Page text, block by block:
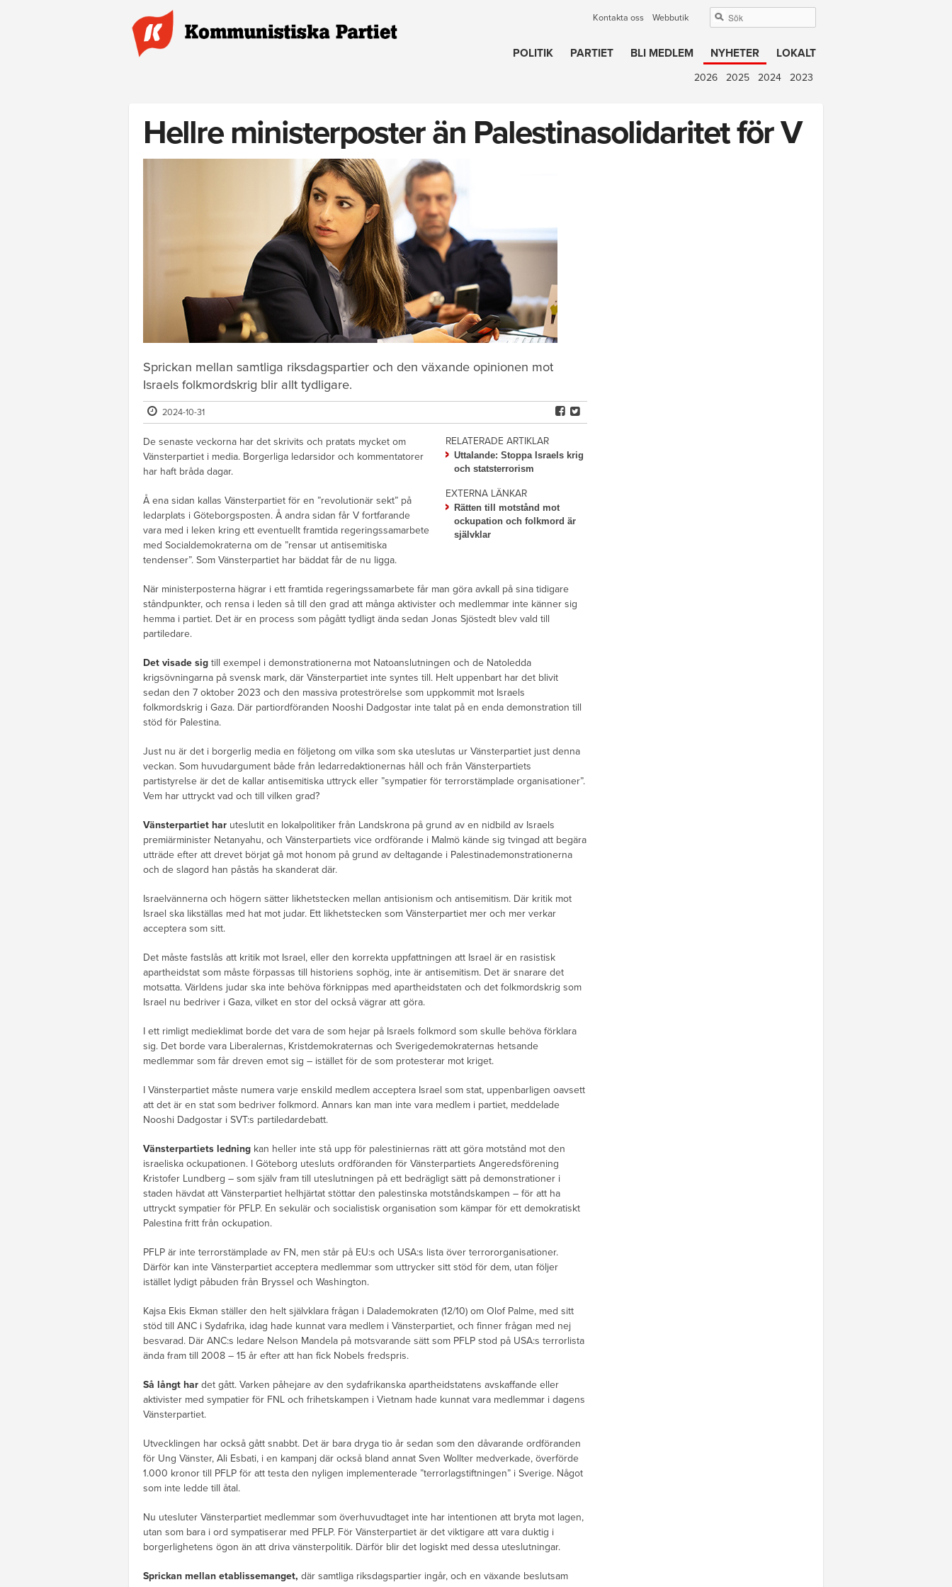
Kontakta oss Webbutik
POLITIK PARTIET BLI MEDLEM NYHETER LOKALT
2026 2025 2024 2023
Hellre ministerposter än Palestinasolidaritet för V
Sprickan mellan samtliga riksdagspartier och den växande opinionen mot
Israels folkmordskrig blir allt tydligare.
2024-10-31
RELATERADE ARTIKLAR
Uttalande: Stoppa Israels krig
och statsterrorism
EXTERNA LÄNKAR
Rätten till motstånd mot
ockupation och folkmord är
självklar
De senaste veckorna har det skrivits och pratats mycket om
Vänsterpartiet i media. Borgerliga ledarsidor och kommentatorer
har haft bråda dagar.
Å ena sidan kallas Vänsterpartiet för en ”revolutionär sekt” på
ledarplats i Göteborgsposten. Å andra sidan får V fortfarande
vara med i leken kring ett eventuellt framtida regeringssamarbete
med Socialdemokraterna om de ”rensar ut antisemitiska
tendenser”. Som Vänsterpartiet har bäddat får de nu ligga.
När ministerposterna hägrar i ett framtida regeringssamarbete får man göra avkall på sina tidigare
ståndpunkter, och rensa i leden så till den grad att många aktivister och medlemmar inte känner sig
hemma i partiet. Det är en process som pågått tydligt ända sedan Jonas Sjöstedt blev vald till
partiledare.
Det visade sig till exempel i demonstrationerna mot Natoanslutningen och de Natoledda
krigsövningarna på svensk mark, där Vänsterpartiet inte syntes till. Helt uppenbart har det blivit
sedan den 7 oktober 2023 och den massiva proteströrelse som uppkommit mot Israels
folkmordskrig i Gaza. Där partiordföranden Nooshi Dadgostar inte talat på en enda demonstration till
stöd för Palestina.
Just nu är det i borgerlig media en följetong om vilka som ska uteslutas ur Vänsterpartiet just denna
veckan. Som huvudargument både från ledarredaktionernas håll och från Vänsterpartiets
partistyrelse är det de kallar antisemitiska uttryck eller ”sympatier för terrorstämplade organisationer”.
Vem har uttryckt vad och till vilken grad?
Vänsterpartiet har uteslutit en lokalpolitiker från Landskrona på grund av en nidbild av Israels
premiärminister Netanyahu, och Vänsterpartiets vice ordförande i Malmö kände sig tvingad att begära
utträde efter att drevet börjat gå mot honom på grund av deltagande i Palestinademonstrationerna
och de slagord han påstås ha skanderat där.
Israelvännerna och högern sätter likhetstecken mellan antisionism och antisemitism. Där kritik mot
Israel ska likställas med hat mot judar. Ett likhetstecken som Vänsterpartiet mer och mer verkar
acceptera som sitt.
Det måste fastslås att kritik mot Israel, eller den korrekta uppfattningen att Israel är en rasistisk
apartheidstat som måste förpassas till historiens sophög, inte är antisemitism. Det är snarare det
motsatta. Världens judar ska inte behöva förknippas med apartheidstaten och det folkmordskrig som
Israel nu bedriver i Gaza, vilket en stor del också vägrar att göra.
I ett rimligt medieklimat borde det vara de som hejar på Israels folkmord som skulle behöva förklara
sig. Det borde vara Liberalernas, Kristdemokraternas och Sverigedemokraternas hetsande
medlemmar som får dreven emot sig – istället för de som protesterar mot kriget.
I Vänsterpartiet måste numera varje enskild medlem acceptera Israel som stat, uppenbarligen oavsett
att det är en stat som bedriver folkmord. Annars kan man inte vara medlem i partiet, meddelade
Nooshi Dadgostar i SVT:s partiledardebatt.
Vänsterpartiets ledning kan heller inte stå upp för palestiniernas rätt att göra motstånd mot den
israeliska ockupationen. I Göteborg utesluts ordföranden för Vänsterpartiets Angeredsförening
Kristofer Lundberg – som själv fram till uteslutningen på ett bedrägligt sätt på demonstrationer i
staden hävdat att Vänsterpartiet helhjärtat stöttar den palestinska motståndskampen – för att ha
uttryckt sympatier för PFLP. En sekulär och socialistisk organisation som kämpar för ett demokratiskt
Palestina fritt från ockupation.
PFLP är inte terrorstämplade av FN, men står på EU:s och USA:s lista över terrororganisationer.
Därför kan inte Vänsterpartiet acceptera medlemmar som uttrycker sitt stöd för dem, utan följer
istället lydigt påbuden från Bryssel och Washington.
Kajsa Ekis Ekman ställer den helt självklara frågan i Dalademokraten (12/10) om Olof Palme, med sitt
stöd till ANC i Sydafrika, idag hade kunnat vara medlem i Vänsterpartiet, och finner frågan med nej
besvarad. Där ANC:s ledare Nelson Mandela på motsvarande sätt som PFLP stod på USA:s terrorlista
ända fram till 2008 – 15 år efter att han fick Nobels fredspris.
Så långt har det gått. Varken påhejare av den sydafrikanska apartheidstatens avskaffande eller
aktivister med sympatier för FNL och frihetskampen i Vietnam hade kunnat vara medlemmar i dagens
Vänsterpartiet.
Utvecklingen har också gått snabbt. Det är bara dryga tio år sedan som den dåvarande ordföranden
för Ung Vänster, Ali Esbati, i en kampanj där också bland annat Sven Wollter medverkade, överförde
1.000 kronor till PFLP för att testa den nyligen implementerade ”terrorlagstiftningen” i Sverige. Något
som inte ledde till åtal.
Nu utesluter Vänsterpartiet medlemmar som överhuvudtaget inte har intentionen att bryta mot lagen,
utan som bara i ord sympatiserar med PFLP. För Vänsterpartiet är det viktigare att vara duktig i
borgerlighetens ögon än att driva vänsterpolitik. Därför blir det logiskt med dessa uteslutningar.
Sprickan mellan etablissemanget, där samtliga riksdagspartier ingår, och en växande beslutsam